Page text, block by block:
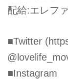
配給:エレフ
■Twitter (
■Instagram